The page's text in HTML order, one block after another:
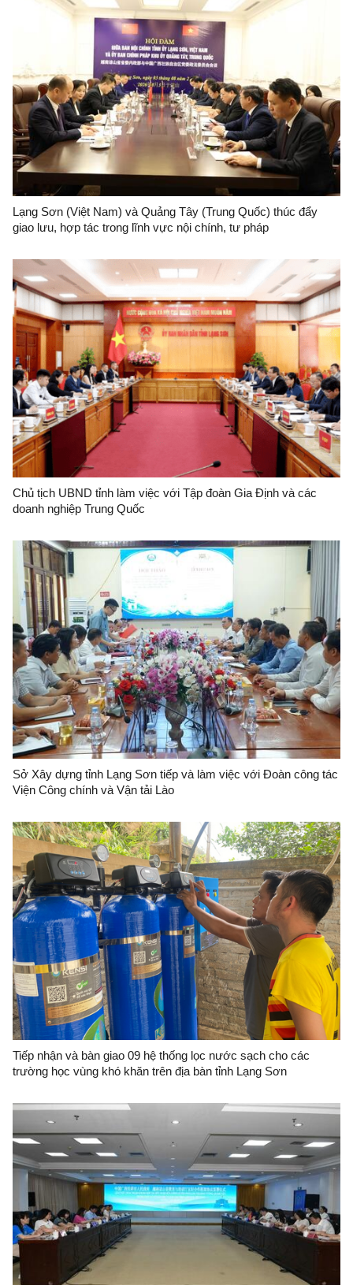
Lạng Sơn (Việt Nam) và Quảng Tây (Trung Quốc) thúc đẩy
giao lưu, hợp tác trong lĩnh vực nội chính, tư pháp
Chủ tịch UBND tỉnh làm việc với Tập đoàn Gia Định và các
doanh nghiệp Trung Quốc
Sở Xây dựng tỉnh Lạng Sơn tiếp và làm việc với Đoàn công tác
Viện Công chính và Vận tải Lào
Tiếp nhận và bàn giao 09 hệ thống lọc nước sạch cho các
trường học vùng khó khăn trên địa bàn tỉnh Lạng Sơn